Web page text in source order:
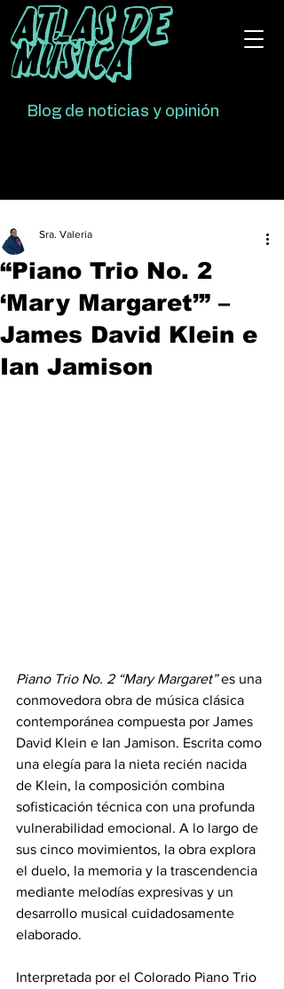
Atlas De
Música
Blog de noticias y opinión
“Piano Trio No. 2
‘Mary Margaret’” –
James David Klein e
Ian Jamison
Sra. Valeria
Piano Trio No. 2 “Mary Margaret” es una
conmovedora obra de música clásica
contemporánea compuesta por James
David Klein e Ian Jamison. Escrita como
una elegía para la nieta recién nacida
de Klein, la composición combina
sofisticación técnica con una profunda
vulnerabilidad emocional. A lo largo de
sus cinco movimientos, la obra explora
el duelo, la memoria y la trascendencia
mediante melodías expresivas y un
desarrollo musical cuidadosamente
elaborado.
Interpretada por el Colorado Piano Trio